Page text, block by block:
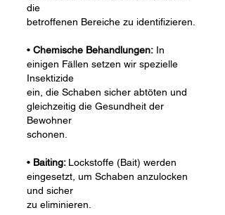
die
betroffenen Bereiche zu identifizieren.
• Chemische Behandlungen: In
einigen Fällen setzen wir spezielle
Insektizide
ein, die Schaben sicher abtöten und
gleichzeitig die Gesundheit der
Bewohner
schonen.
• Baiting: Lockstoffe (Bait) werden
eingesetzt, um Schaben anzulocken
und sicher
zu eliminieren.